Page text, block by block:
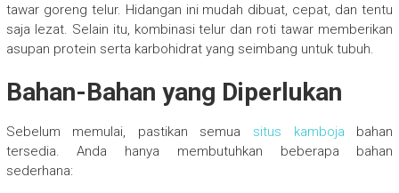
tawar goreng telur. Hidangan ini mudah dibuat, cepat, dan tentu
saja lezat. Selain itu, kombinasi telur dan roti tawar memberikan
asupan protein serta karbohidrat yang seimbang untuk tubuh.
Bahan-Bahan yang Diperlukan
Sebelum memulai, pastikan semua situs kamboja bahan
tersedia. Anda hanya membutuhkan beberapa bahan
sederhana: